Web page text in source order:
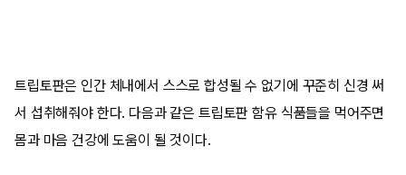
트립토판은 인간 체내에서 스스로 합성될 수 없기에 꾸준히 신경 써
서 섭취해줘야 한다. 다음과 같은 트립토판 함유 식품들을 먹어주면
몸과 마음 건강에 도움이 될 것이다.